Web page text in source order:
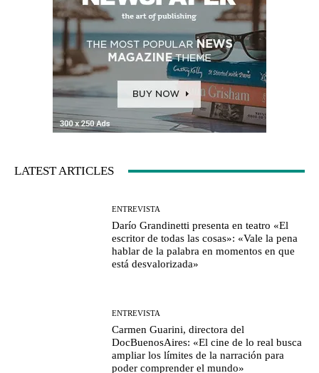
LATEST ARTICLES
ENTREVISTA
Darío Grandinetti presenta en teatro «El
escritor de todas las cosas»: «Vale la pena
hablar de la palabra en momentos en que
está desvalorizada»
ENTREVISTA
Carmen Guarini, directora del
DocBuenosAires: «El cine de lo real busca
ampliar los límites de la narración para
poder comprender el mundo»